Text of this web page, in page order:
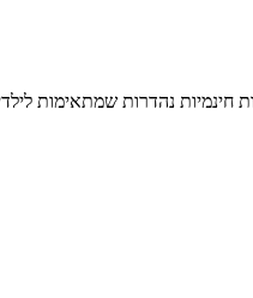
חינמיות נהדרות שמתאימות